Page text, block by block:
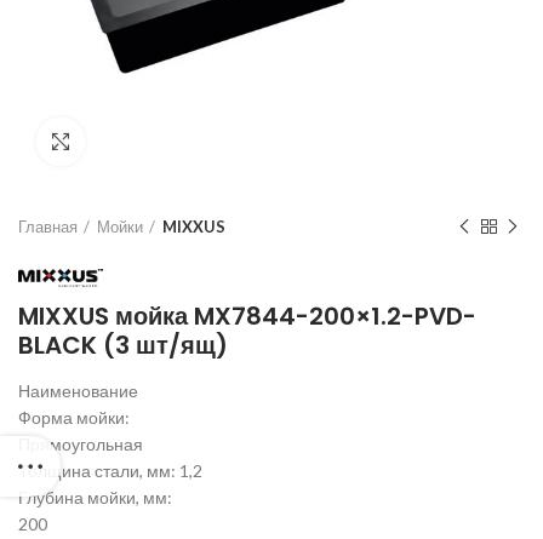
Главная Мойки MIXXUS
MIXXUS мойка MX7844-200×1.2-PVD-
BLACK (3 шт/ящ)
Наименование
Форма мойки:
Прямоугольная
Толщина стали, мм: 1,2
Глубина мойки, мм:
200